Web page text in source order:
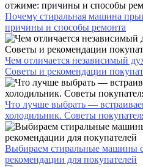
Почему стиральная машина
причины и способы ремонта
Чем отличается независимый
Советы и рекомендации
Что лучше выбрать —
холодильник. Советы
Выбираем стиральные машины
рекомендации для покупателей